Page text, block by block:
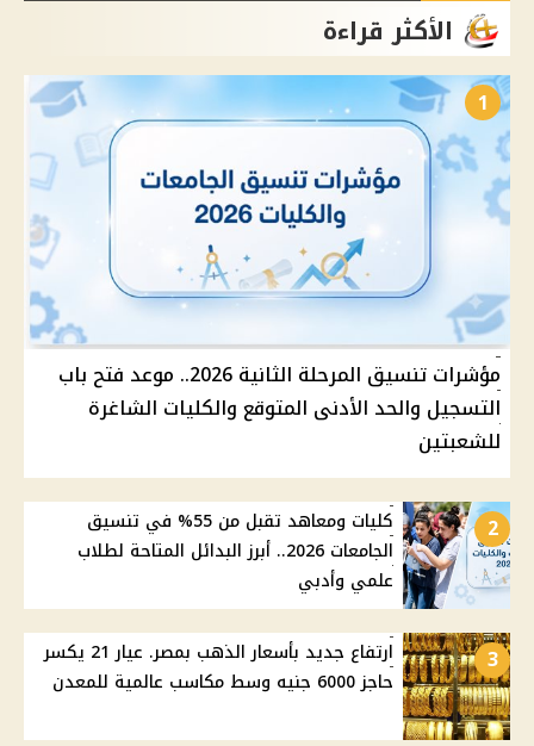
الأكثر قراءة
1
مؤشرات تنسيق المرحلة الثانية 2026.. موعد فتح باب
التسجيل والحد الأدنى المتوقع والكليات الشاغرة
للشعبتين
2
كليات ومعاهد تقبل من 55% في تنسيق
الجامعات 2026.. أبرز البدائل المتاحة لطلاب
علمي وأدبي
3
ارتفاع جديد بأسعار الذهب بمصر. عيار 21 يكسر
حاجز 6000 جنيه وسط مكاسب عالمية للمعدن